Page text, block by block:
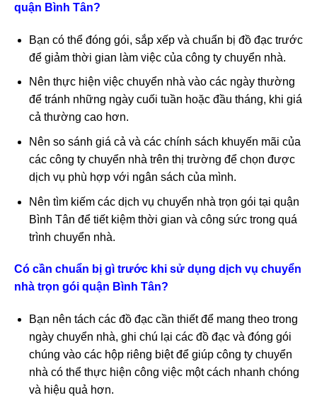
quận Bình Tân?
Bạn có thể đóng gói, sắp xếp và chuẩn bị đồ đạc trước
để giảm thời gian làm việc của công ty chuyển nhà.
Nên thực hiện việc chuyển nhà vào các ngày thường
để tránh những ngày cuối tuần hoặc đầu tháng, khi giá
cả thường cao hơn.
Nên so sánh giá cả và các chính sách khuyến mãi của
các công ty chuyển nhà trên thị trường để chọn được
dịch vụ phù hợp với ngân sách của mình.
Nên tìm kiếm các dịch vụ chuyển nhà trọn gói tại quận
Bình Tân để tiết kiệm thời gian và công sức trong quá
trình chuyển nhà.
Có cần chuẩn bị gì trước khi sử dụng dịch vụ chuyển
nhà trọn gói quận Bình Tân?
Bạn nên tách các đồ đạc cần thiết để mang theo trong
ngày chuyển nhà, ghi chú lại các đồ đạc và đóng gói
chúng vào các hộp riêng biệt để giúp công ty chuyển
nhà có thể thực hiện công việc một cách nhanh chóng
và hiệu quả hơn.